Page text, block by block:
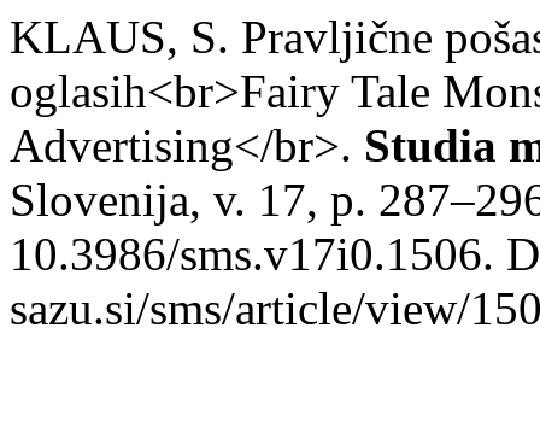
KLAUS, S. Pravljične
oglasih<br>Fairy Tale
Advertising</br>. Studia
Slovenija, v. 17, p.
10.3986/sms.v17i0.1506.
sazu.si/sms/article/view/